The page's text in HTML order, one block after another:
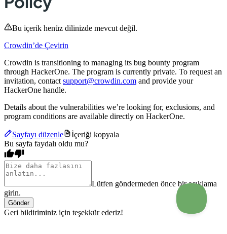
Bu içerik henüz dilinizde mevcut değil.
Crowdin’de Çevirin
Crowdin is transitioning to managing its bug bounty program
through HackerOne. The program is currently private. To request an
invitation, contact support@crowdin.com and provide your
HackerOne handle.
Details about the vulnerabilities we’re looking for, exclusions, and
program conditions are available directly on HackerOne.
Sayfayı düzenle
İçeriği kopyala
Bu sayfa faydalı oldu mu?
Lütfen göndermeden önce bir açıklama
girin.
Gönder
Geri bildiriminiz için teşekkür ederiz!